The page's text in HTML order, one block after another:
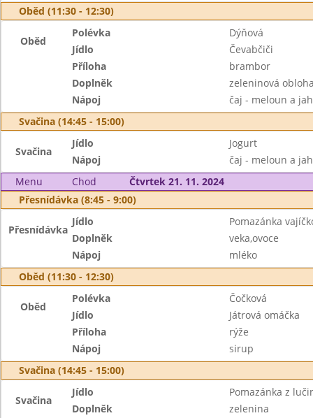
Oběd (11:30 - 12:30)
Oběd
Polévka
Dýňová
Jídlo
Čevabčiči
Příloha
brambor
Doplněk
zeleninová
Nápoj
čaj - meloun a
Svačina (14:45 - 15:00)
Svačina
Jídlo
Jogurt
Nápoj
čaj - meloun a
Menu
Chod
Čtvrtek 21. 11. 2024
Přesnídávka (8:45 - 9:00)
Přesnídávka
Jídlo
Pomazánka
Doplněk
veka,ovoce
Nápoj
mléko
Oběd (11:30 - 12:30)
Oběd
Polévka
Čočková
Jídlo
Játrová omáčka
Příloha
rýže
Nápoj
sirup
Svačina (14:45 - 15:00)
Svačina
Jídlo
Pomazánka z
Doplněk
zelenina